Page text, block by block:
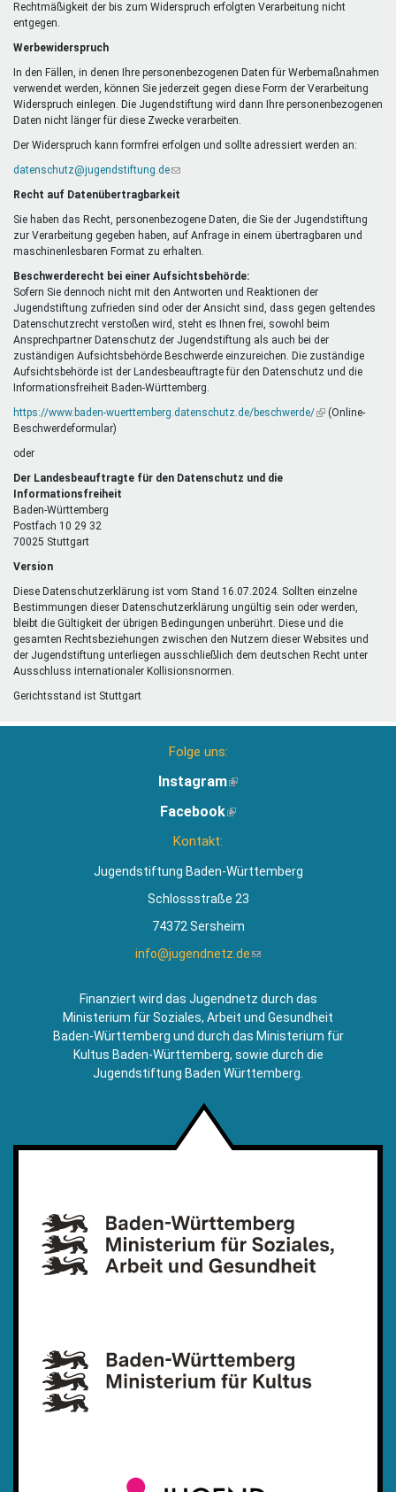
Rechtmäßigkeit der bis zum Widerspruch erfolgten Verarbeitung nicht
entgegen.
Werbewiderspruch
In den Fällen, in denen Ihre personenbezogenen Daten für Werbemaßnahmen
verwendet werden, können Sie jederzeit gegen diese Form der Verarbeitung
Widerspruch einlegen. Die Jugendstiftung wird dann Ihre personenbezogenen
Daten nicht länger für diese Zwecke verarbeiten.
Der Widerspruch kann formfrei erfolgen und sollte adressiert werden an:
datenschutz@jugendstiftung.de(Link
E-
Mail)
Recht auf Datenübertragbarkeit
Sie haben das Recht, personenbezogene Daten, die Sie der Jugendstiftung
zur Verarbeitung gegeben haben, auf Anfrage in einem übertragbaren und
maschinenlesbaren Format zu erhalten.
Beschwerderecht bei einer Aufsichtsbehörde:
Sofern Sie dennoch nicht mit den Antworten und Reaktionen der
Jugendstiftung zufrieden sind oder der Ansicht sind, dass gegen geltendes
Datenschutzrecht verstoßen wird, steht es Ihnen frei, sowohl beim
Ansprechpartner Datenschutz der Jugendstiftung als auch bei der
zuständigen Aufsichtsbehörde Beschwerde einzureichen. Die zuständige
Aufsichtsbehörde ist der Landesbeauftragte für den Datenschutz und die
Informationsfreiheit Baden-Württemberg.
https://www.baden-wuerttemberg.datenschutz.de/beschwerde/(Link(Online-
Beschwerdeformular)
oder
Der Landesbeauftragte für den Datenschutz und die
Informationsfreiheit
Baden-Württemberg
Postfach 10 29 32
70025 Stuttgart
Version
Diese Datenschutzerklärung ist vom Stand 16.07.2024. Sollten einzelne
Bestimmungen dieser Datenschutzerklärung ungültig sein oder werden,
bleibt die Gültigkeit der übrigen Bedingungen unberührt. Diese und die
gesamten Rechtsbeziehungen zwischen den Nutzern dieser Websites und
der Jugendstiftung unterliegen ausschließlich dem deutschen Recht unter
Ausschluss internationaler Kollisionsnormen.
Gerichtsstand ist Stuttgart
Folge uns:
Instagram(Link
extern)
Facebook(Link
Kontakt:
Jugendstiftung Baden-Württemberg
Schlossstraße 23
74372 Sersheim
info@jugendnetz.de(Link
Mail)
Finanziert wird das Jugendnetz durch das
Ministerium für Soziales, Arbeit und Gesundheit
Baden-Württemberg und durch das Ministerium für
Kultus Baden-Württemberg, sowie durch die
Jugendstiftung Baden Württemberg.